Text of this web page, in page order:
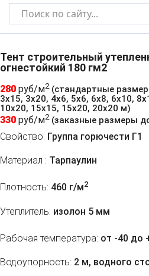
Тент строительный
огнестойкий 180 гм2
280 руб/м2 (стандартные
3х15, 3х20, 4х6, 5х6, 6х8, 6х10,
10х20, 15х15, 15х20, 20х20 м)
330 руб/м2 (заказные размеры
Свойство: Группа горючести Г1
Материал : Тарпаулин
Плотность: 460 г/м2
Утеплитель: изолон 5 мм
Рабочая температура: от -40 до
Водоупорность: 2 м, водного